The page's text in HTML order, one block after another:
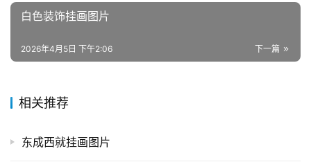
白色装饰挂画图片
下一篇
2026年4月5日 下午2:06
相关推荐
东成西就挂画图片